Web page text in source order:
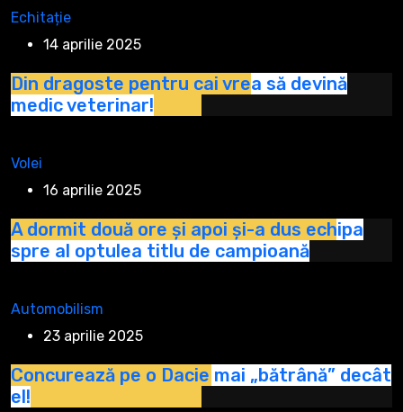
Echitație
14 aprilie 2025
Din dragoste pentru cai vrea să devină
medic veterinar!
Volei
16 aprilie 2025
A dormit două ore și apoi și-a dus echipa
spre al optulea titlu de campioană
Automobilism
23 aprilie 2025
Concurează pe o Dacie mai „bătrână” decât
el!